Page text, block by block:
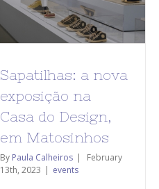
Sapatilhas: a nova
exposição na
Casa do Design,
em Matosinhos
By Paula Calheiros |
February
13th, 2023 | events